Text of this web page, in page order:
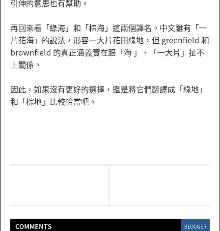
引伸的意思也有幫助。
再回來看「綠海」和「棕海」這兩個譯名。中文雖有「一
片花海」的說法，形容一大片花田綠地，但 greenfield 和
brownfield 的真正涵義實在跟「海 」、「一大片」扯不
上關係。
因此，如果沒有更好的選擇，還是將它們翻譯成「綠地」
和「棕地」比較恰當吧。
COMMENTS BLOGGER